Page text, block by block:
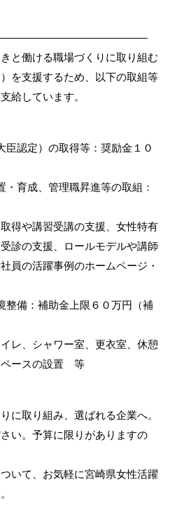
と働ける職場づくりに取り組む
を支援するため、以下の取組等
給しています。
臣認定）の取得等：奨励金１０
・育成、管理職昇進等の取組：
や講習受講の支援、女性特有
診の支援、ロールモデルや講師
員の活躍事例のホームページ・
整備：補助金上限６０万円（補
、シャワー室、更衣室、休憩
ペースの設置 等
に取り組み、選ばれる企業へ。
い。予算に限りがありますの
いて、お気軽に宮崎県女性活躍